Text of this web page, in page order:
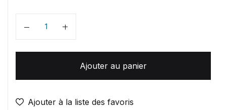
Quantité
Ajouter au panier
Ajouter à la liste des favoris